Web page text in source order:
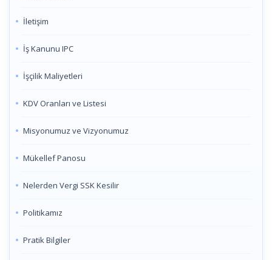
İletişim
İş Kanunu IPC
İşçilik Maliyetleri
KDV Oranları ve Listesi
Misyonumuz ve Vizyonumuz
Mükellef Panosu
Nelerden Vergi SSK Kesilir
Politikamız
Pratik Bilgiler